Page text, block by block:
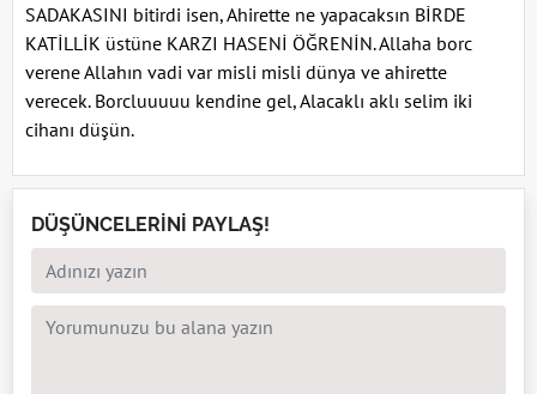
SADAKASINI bitirdi isen, Ahirette ne yapacaksın BİRDE
KATİLLİK üstüne KARZI HASENİ ÖĞRENİN. Allaha borc
verene Allahın vadi var misli misli dünya ve ahirette
verecek. Borcluuuuu kendine gel, Alacaklı aklı selim iki
cihanı düşün.
DÜŞÜNCELERİNİ PAYLAŞ!